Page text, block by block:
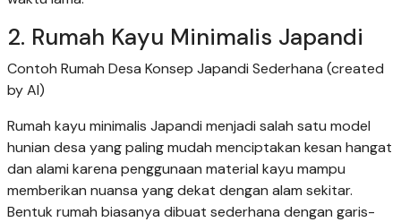
2. Rumah Kayu Minimalis Japandi
Contoh Rumah Desa Konsep Japandi Sederhana (created
by AI)
Rumah kayu minimalis Japandi menjadi salah satu model
hunian desa yang paling mudah menciptakan kesan hangat
dan alami karena penggunaan material kayu mampu
memberikan nuansa yang dekat dengan alam sekitar.
Bentuk rumah biasanya dibuat sederhana dengan garis-